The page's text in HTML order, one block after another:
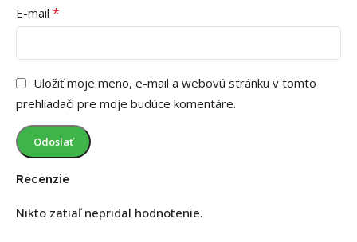
Recenzie
Nikto zatiaľ nepridal hodnotenie.
E-mail *
Uložiť moje meno, e-mail a webovú stránku v tomto
prehliadači pre moje budúce komentáre.